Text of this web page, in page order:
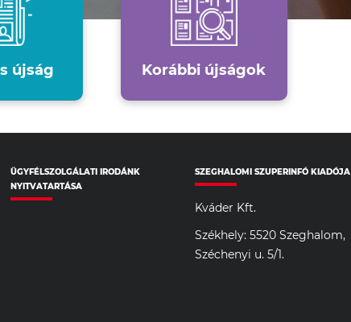
újság Korábbi újságok
ÜGYFÉLSZOLGÁLATI IRODÁNK
NYITVATARTÁSA
SZEGHALOMI SZUPERINFÓ KIADÓJA
Kváder Kft.
Székhely: 5520 Szeghalom,
Széchenyi u. 5/1.